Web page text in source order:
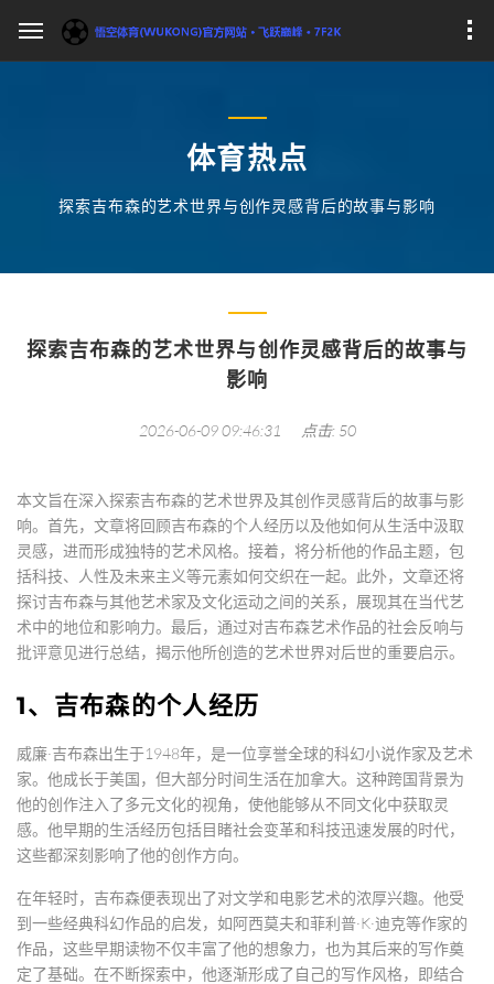
体育热点
探索吉布森的艺术世界与创作灵感背后的故事与影响
探索吉布森的艺术世界与创作灵感背后的故事与
影响
2026-06-09 09:46:31 点击: 50
本文旨在深入探索吉布森的艺术世界及其创作灵感背后的故事与影
响。首先，文章将回顾吉布森的个人经历以及他如何从生活中汲取
灵感，进而形成独特的艺术风格。接着，将分析他的作品主题，包
括科技、人性及未来主义等元素如何交织在一起。此外，文章还将
探讨吉布森与其他艺术家及文化运动之间的关系，展现其在当代艺
术中的地位和影响力。最后，通过对吉布森艺术作品的社会反响与
批评意见进行总结，揭示他所创造的艺术世界对后世的重要启示。
1、吉布森的个人经历
威廉·吉布森出生于1948年，是一位享誉全球的科幻小说作家及艺术
家。他成长于美国，但大部分时间生活在加拿大。这种跨国背景为
他的创作注入了多元文化的视角，使他能够从不同文化中获取灵
感。他早期的生活经历包括目睹社会变革和科技迅速发展的时代，
这些都深刻影响了他的创作方向。
在年轻时，吉布森便表现出了对文学和电影艺术的浓厚兴趣。他受
到一些经典科幻作品的启发，如阿西莫夫和菲利普·K·迪克等作家的
作品，这些早期读物不仅丰富了他的想象力，也为其后来的写作奠
定了基础。在不断探索中，他逐渐形成了自己的写作风格，即结合